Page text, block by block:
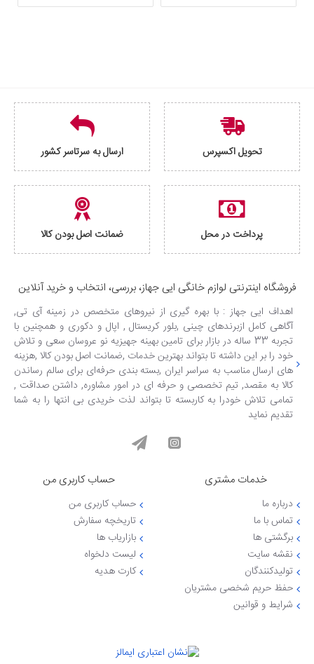
تحویل اکسپرس ارسال به سرتاسر کشور
پرداخت در محل ضمانت اصل بودن کالا
فروشگاه اینترنتی لوازم خانگی ایی جهاز، بررسی، انتخاب و خرید آنلاین
اهداف ایی جهاز : با بهره گیری از نیروهای متخصص در زمینه آی تی,
آگاهی کامل ازبرندهای چینی ,بلور کریستال , اپال و دکوری و همچنین با
تجربه 33 ساله در بازار برای تامین بهینه جهیزیه نو عروسان سعی و تلاش
خود را بر این داشته تا بتواند بهترین خدمات ,ضمانت اصل بودن کالا ,هزینه
های ارسال مناسب به سراسر ایران ,بسته بندی حرفه‌ای برای سالم رساندن
کالا به مقصد, تیم تخصصی و حرفه ای در امور مشاوره, داشتن صداقت ,
تمامی تلاش خودرا به کاربسته تا بتواند لذت خریدی بی انتها را به شما
تقدیم نماید
خدمات مشتری
درباره ما
تماس با ما
برگشتی ها
نقشه سایت
تولیدکنندگان
حفظ حریم شخصی مشتریان
شرایط و قوانین
حساب کاربری من
حساب کاربری من
تاریخچه سفارش
بازاریاب ها
لیست دلخواه
کارت هدیه